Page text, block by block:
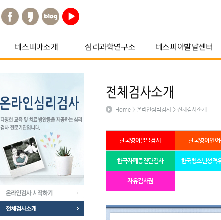
테스피아소개 심리과학연구소 소개
함께하는 분들
종합심리검사/심리평가
프로그램
예약하기
종합심리검사
센터소개
지점게시판
오시는길
온라인검사 시작하기
Home > 온라인심리검사 > 전체검사소개
한국영아발달검사 한국영아언어
한국자폐증진단검사 한국청소년성격
자유검사권